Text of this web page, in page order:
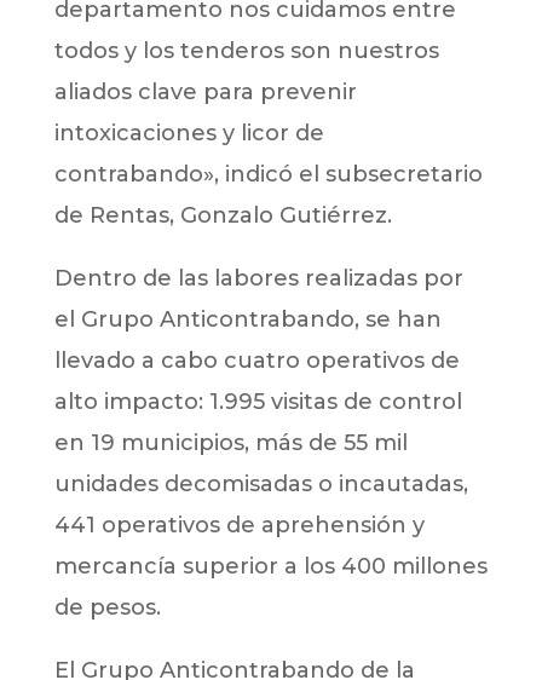
departamento nos cuidamos entre
todos y los tenderos son nuestros
aliados clave para prevenir
intoxicaciones y licor de
contrabando», indicó el subsecretario
de Rentas, Gonzalo Gutiérrez.
Dentro de las labores realizadas por
el Grupo Anticontrabando, se han
llevado a cabo cuatro operativos de
alto impacto: 1.995 visitas de control
en 19 municipios, más de 55 mil
unidades decomisadas o incautadas,
441 operativos de aprehensión y
mercancía superior a los 400 millones
de pesos.
El Grupo Anticontrabando de la